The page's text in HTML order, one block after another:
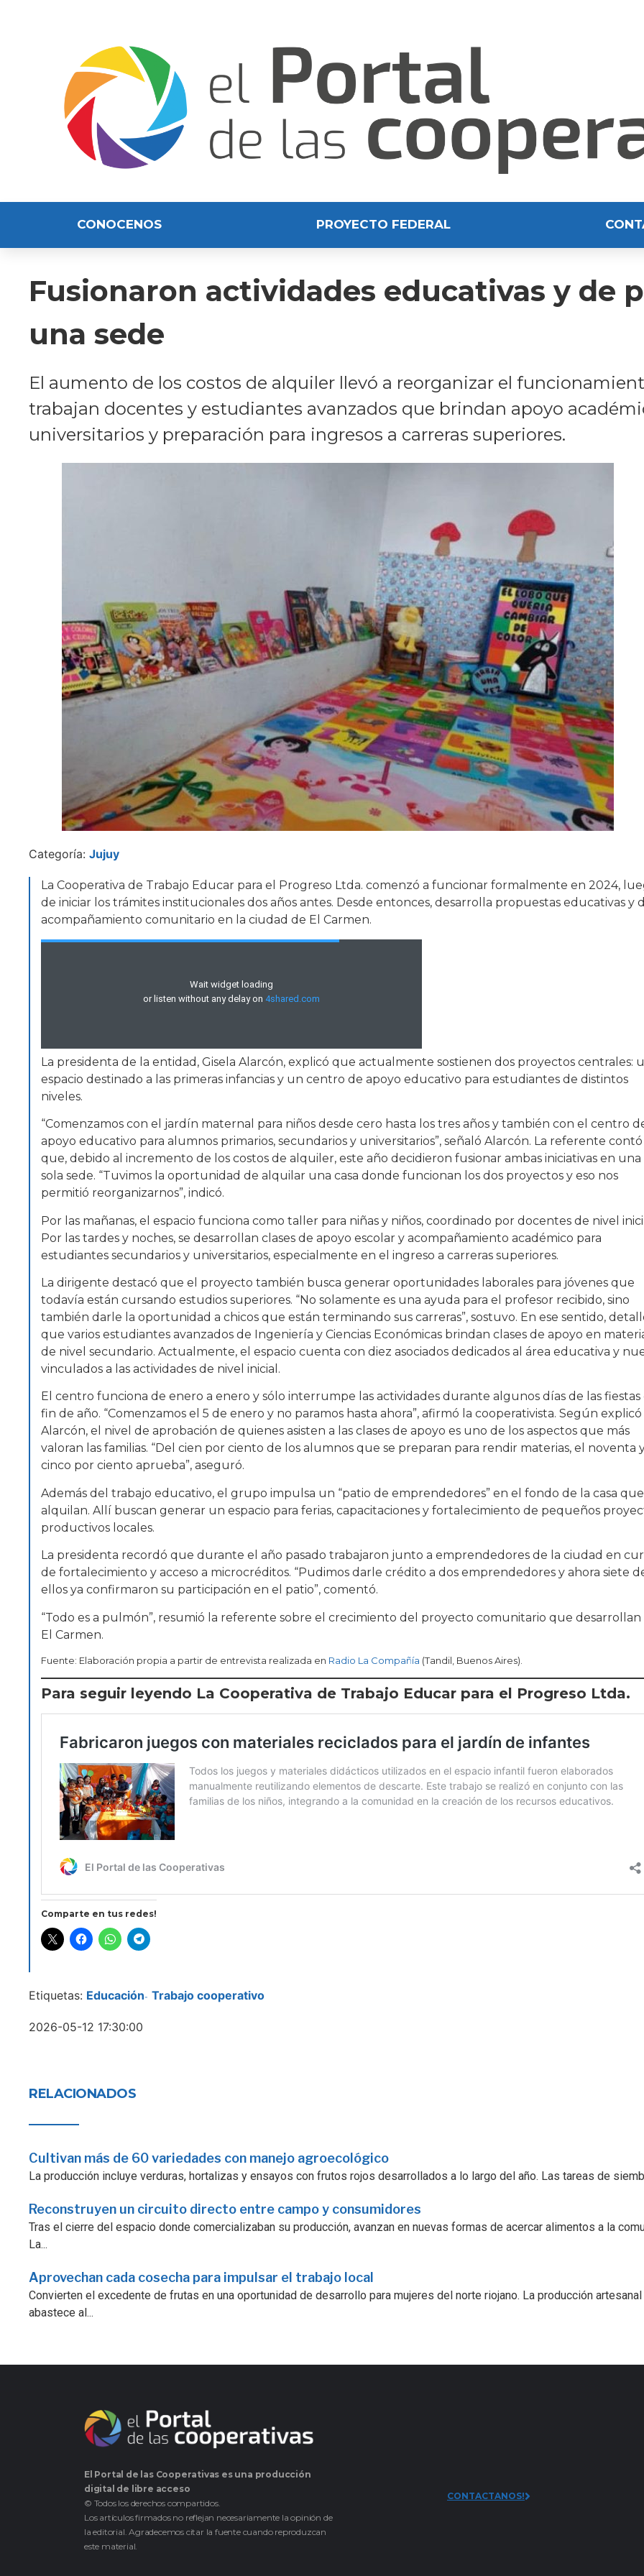
CONOCENOS PROYECTO FEDERAL
Fusionaron actividades educativas y de
una sede
El aumento de los costos de alquiler llevó a reorganizar el
trabajan docentes y estudiantes avanzados que brindan apoyo
universitarios y preparación para ingresos a carreras superiores.
Categoría: Jujuy
La Cooperativa de Trabajo Educar para el Progreso Ltda. comenzó a funcionar formalmente en 2024,
de iniciar los trámites institucionales dos años antes. Desde entonces, desarrolla propuestas educativas y
acompañamiento comunitario en la ciudad de El Carmen.
La presidenta de la entidad, Gisela Alarcón, explicó que actualmente sostienen dos proyectos centrales:
espacio destinado a las primeras infancias y un centro de apoyo educativo para estudiantes de distintos
niveles.
“Comenzamos con el jardín maternal para niños desde cero hasta los tres años y también con el centro
apoyo educativo para alumnos primarios, secundarios y universitarios”, señaló Alarcón. La referente contó
que, debido al incremento de los costos de alquiler, este año decidieron fusionar ambas iniciativas en una
sola sede. “Tuvimos la oportunidad de alquilar una casa donde funcionan los dos proyectos y eso nos
permitió reorganizarnos”, indicó.
Por las mañanas, el espacio funciona como taller para niñas y niños, coordinado por docentes de nivel
Por las tardes y noches, se desarrollan clases de apoyo escolar y acompañamiento académico para
estudiantes secundarios y universitarios, especialmente en el ingreso a carreras superiores.
La dirigente destacó que el proyecto también busca generar oportunidades laborales para jóvenes que
todavía están cursando estudios superiores. “No solamente es una ayuda para el profesor recibido, sino
también darle la oportunidad a chicos que están terminando sus carreras”, sostuvo. En ese sentido,
que varios estudiantes avanzados de Ingeniería y Ciencias Económicas brindan clases de apoyo en
de nivel secundario. Actualmente, el espacio cuenta con diez asociados dedicados al área educativa y
vinculados a las actividades de nivel inicial.
El centro funciona de enero a enero y sólo interrumpe las actividades durante algunos días de las fiestas
fin de año. “Comenzamos el 5 de enero y no paramos hasta ahora”, afirmó la cooperativista. Según explicó
Alarcón, el nivel de aprobación de quienes asisten a las clases de apoyo es uno de los aspectos que más
valoran las familias. “Del cien por ciento de los alumnos que se preparan para rendir materias, el noventa
cinco por ciento aprueba”, aseguró.
Además del trabajo educativo, el grupo impulsa un “patio de emprendedores” en el fondo de la casa que
alquilan. Allí buscan generar un espacio para ferias, capacitaciones y fortalecimiento de pequeños
productivos locales.
La presidenta recordó que durante el año pasado trabajaron junto a emprendedores de la ciudad en
de fortalecimiento y acceso a microcréditos. “Pudimos darle crédito a dos emprendedores y ahora siete
ellos ya confirmaron su participación en el patio”, comentó.
“Todo es a pulmón”, resumió la referente sobre el crecimiento del proyecto comunitario que desarrollan
El Carmen.
Fuente: Elaboración propia a partir de entrevista realizada en Radio La Compañía (Tandil, Buenos Aires).
Para seguir leyendo La Cooperativa de Trabajo Educar para el Progreso Ltda.
Comparte en tus redes!
Etiquetas: Educación- Trabajo cooperativo
2026-05-12 17:30:00
RELACIONADOS
Cultivan más de 60 variedades con manejo agroecológico
La producción incluye verduras, hortalizas y ensayos con frutos rojos desarrollados a lo largo del año. Las tareas de
Reconstruyen un circuito directo entre campo y consumidores
Tras el cierre del espacio donde comercializaban su producción, avanzan en nuevas formas de acercar alimentos a la
La...
Aprovechan cada cosecha para impulsar el trabajo local
Convierten el excedente de frutas en una oportunidad de desarrollo para mujeres del norte riojano. La producción artesanal
abastece al...
El Portal de las Cooperativas es una producción
digital de libre acceso
© Todos los derechos compartidos.
Los artículos firmados no reflejan necesariamente la opinión de
la editorial. Agradecemos citar la fuente cuando reproduzcan
este material.
CONTACTANOS!